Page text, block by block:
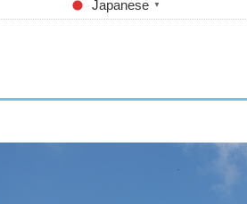
Japanese ▼